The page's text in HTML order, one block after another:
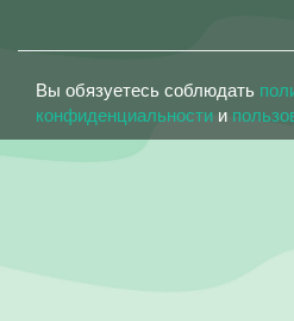
Вы обязуетесь соблюдать
конфиденциальности и